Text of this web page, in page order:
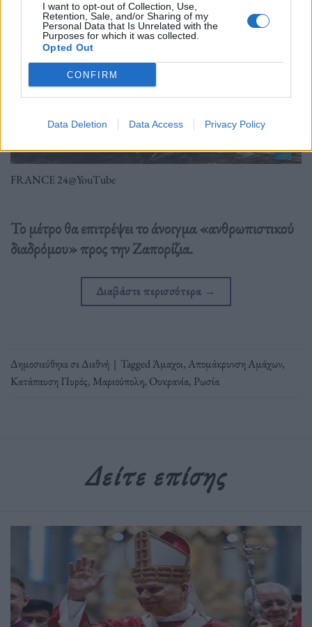
I want to opt-out of Collection, Use,
Retention, Sale, and/or Sharing of my
Personal Data that Is Unrelated with the
Purposes for which it was collected.
Opted Out
CONFIRM
Data Deletion Data Access Privacy Policy
FRANCE 24@YouTube
Το μέτρο θα επιτρέψει το άνοιγμα «ανθρωπιστικού
διαδρόμου» προς την Ζαπορίζια.
Διαβάστε περισσότερα →
Δημοσιεύθηκε σεΔιεθνή | TaggedΆμαχοι,Απομάκρυνση Αμάχων,
Κατάπαυση Πυρός, Μαριούπολη, Ουκρανία, Ρωσία
Δείτε επίσης